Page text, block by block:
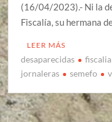
(16/04/2023).- Ni la
Fiscalía, su hermana
LEER MÁS
desaparecidas fiscalia
jornaleras
semefo